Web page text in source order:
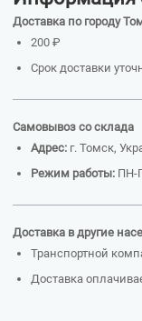
Доставка по городу
200 ₽
Срок доставки
Самовывоз со склада
Адрес:г. Томск,
Режим работы:ПН-
Доставка в другие
Транспортной
Доставка